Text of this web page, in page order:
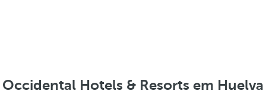
Occidental Hotels & Resorts em Huelva